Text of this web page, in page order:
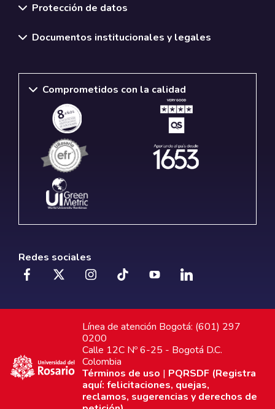
Protección de datos
Documentos institucionales y legales
Comprometidos con la calidad
Redes sociales
Línea de atención Bogotá: (601) 297
0200
Calle 12C Nº 6-25 - Bogotá D.C.
Colombia
Términos de uso | PQRSDF (Registra
aquí: felicitaciones, quejas,
reclamos, sugerencias y derechos de